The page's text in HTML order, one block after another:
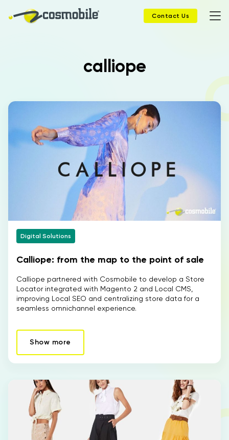
Contact Us
News
Case History
Company
IT EN
calliope
Digital Solutions
Calliope: from the map to the point of sale
Calliope partnered with Cosmobile to develop a Store
Locator integrated with Magento 2 and Local CMS,
improving Local SEO and centralizing store data for a
seamless omnichannel experience.
Show more